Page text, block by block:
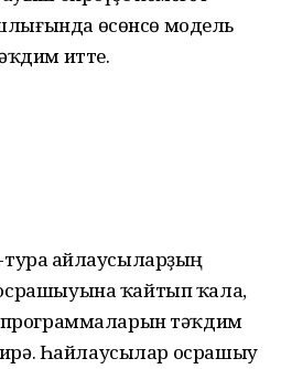
өсөнсө модель
итте.
һайлаусыларҙың
ҡайтып ҡала,
программаларын тәҡдим
Һайлаусылар осрашыу